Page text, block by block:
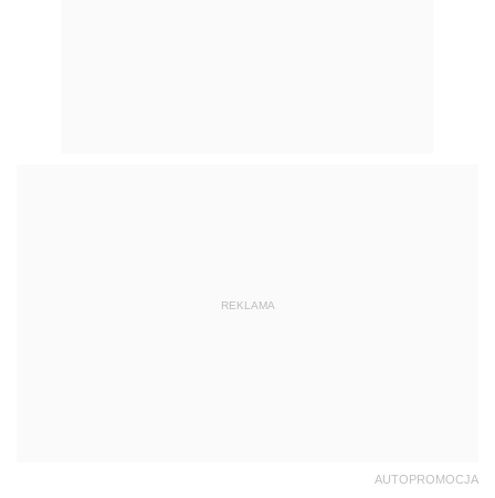
REKLAMA
AUTOPROMOCJA